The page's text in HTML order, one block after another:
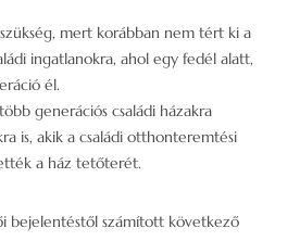
mert korábban nem tért ki a
ingatlanokra, ahol egy fedél alatt,
él.
generációs családi házakra
is, akik a családi otthonteremtési
a ház tetőterét.
bejelentéstől számított következő